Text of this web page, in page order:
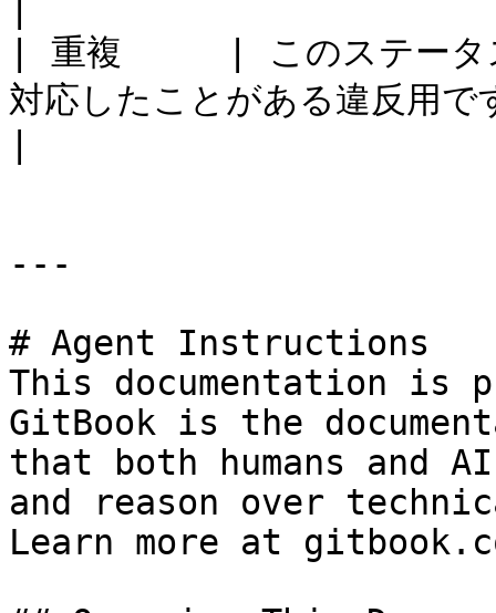
| 重複     | このステータス
対応したことがある違反用で
---
# Agent Instructions
This documentation is
GitBook is the
that both humans and
and reason over
Learn more at